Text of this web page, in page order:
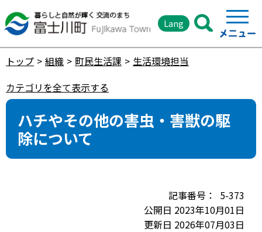
Lang
トップ 組織 町民生活課
生活環境担当
カテゴリを全て表示する
ハチやその他の害虫・害獣の駆
除について
5-373
公開日 2023年10月01日
更新日 2026年07月03日